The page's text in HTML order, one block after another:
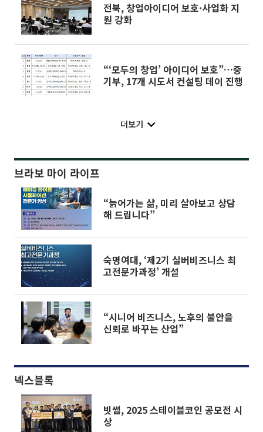
전북, 창업아이디어 보호·사업화 지
원 강화
“‘모두의 창업’ 아이디어 보호”…중
기부, 17개 시도서 컨설팅 데이 진행
더보기
브라보 마이 라이프
“늙어가는 삶, 미리 살아보고 상담
해 드립니다”
숙명여대, ‘제2기 실버비즈니스 최
고전문가과정’ 개설
“시니어 비즈니스, 노후의 불안을
신뢰로 바꾸는 산업”
넥스블록
빗썸, 2025 스테이블코인 공모전 시
상